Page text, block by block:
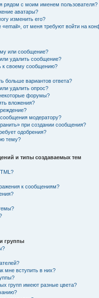
рядом с моим именем пользователя?
аватары?
изменить его?
от меня требуют войти на
или сообщение?
удалить сообщение?
к своему сообщению?
больше вариантов ответа?
удалить опрос?
форумы?
вложения?
модератору?
при создании сообщения?
одобрения?
тему?
и типы создаваемых тем
к сообщениям?
группы
мне вступить в них?
групп имеют разные цвета?